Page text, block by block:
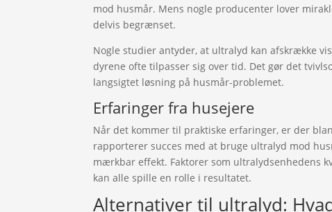
mod husmår. Mens nogle producenter lover
delvis begrænset.
Nogle studier antyder, at ultralyd kan afskrække
dyrene ofte tilpasser sig over tid. Det gør det
langsigtet løsning på husmår-problemet.
Erfaringer fra husejere
Når det kommer til praktiske erfaringer, er der
rapporterer succes med at bruge ultralyd mod
mærkbar effekt. Faktorer som ultralydsenhedens
kan alle spille en rolle i resultatet.
Alternativer til ultralyd: